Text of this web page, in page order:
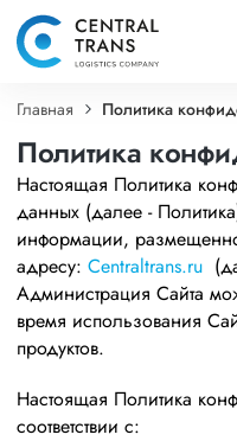
Главная Политика
Политика
Настоящая Политика
данных (далее -
информации,
адресу: Centraltrans.ru
Администрация Сайта
время использования
продуктов.
Настоящая Политика
соответствии с: